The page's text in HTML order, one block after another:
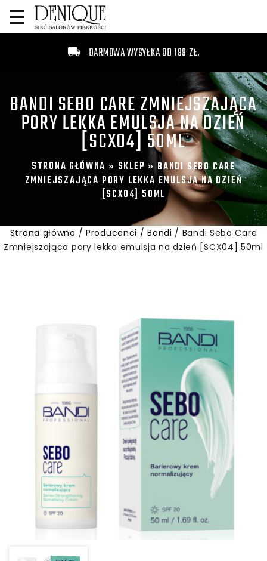
DARMOWA WYSYŁKA OD 199 ZŁ.
BANDI SEBO CARE ZMNIEJSZAJĄCA
PORY LEKKA EMULSJA NA DZIEŃ
[SCX04] 50ML
STRONA GŁÓWNA » SKLEP »BANDI SEBO CARE
ZMNIEJSZAJĄCA PORY LEKKA EMULSJA NA DZIEŃ
[SCX04] 50ML
Strona główna / Producenci /Bandi / Bandi Sebo Care
Zmniejszająca pory lekka emulsja na dzień [SCX04] 50ml